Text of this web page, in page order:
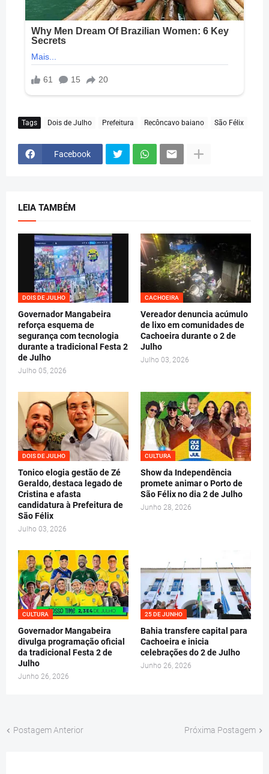
Tags Dois de Julho Prefeitura Recôncavo baiano São Félix
Facebook
LEIA TAMBÉM
DOIS DE JULHO
Governador Mangabeira
reforça esquema de
segurança com tecnologia
durante a tradicional Festa 2
de Julho
Julho 05, 2026
CACHOEIRA
Vereador denuncia acúmulo
de lixo em comunidades de
Cachoeira durante o 2 de
Julho
Julho 03, 2026
DOIS DE JULHO
Tonico elogia gestão de Zé
Geraldo, destaca legado de
Cristina e afasta
candidatura à Prefeitura de
São Félix
Julho 03, 2026
CULTURA
Show da Independência
promete animar o Porto de
São Félix no dia 2 de Julho
Junho 28, 2026
CULTURA
Governador Mangabeira
divulga programação oficial
da tradicional Festa 2 de
Julho
Junho 26, 2026
25 DE JUNHO
Bahia transfere capital para
Cachoeira e inicia
celebrações do 2 de Julho
Junho 26, 2026
Postagem Anterior Próxima Postagem